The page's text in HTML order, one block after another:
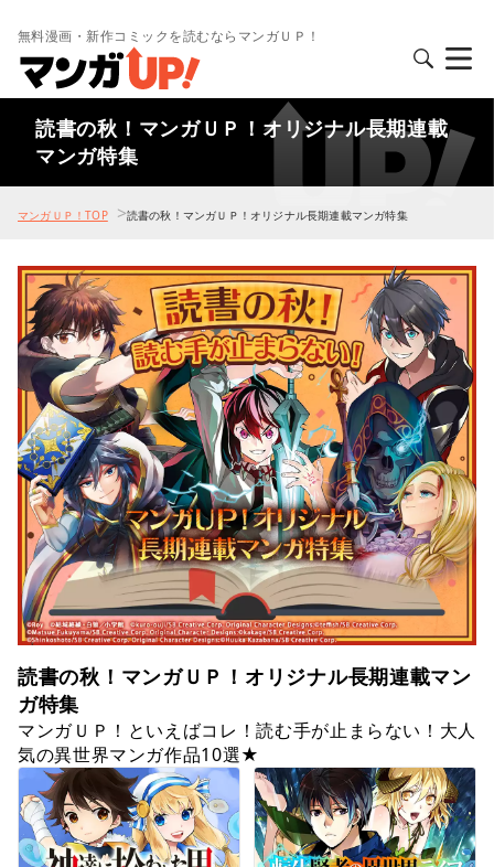
無料漫画・新作コミックを読むならマンガＵＰ！
読書の秋！マンガＵＰ！オリジナル長期連載
マンガ特集
マンガＵＰ！TOP >読書の秋！マンガＵＰ！オリジナル長期連載マンガ特集
読書の秋！マンガＵＰ！オリジナル長期連載マン
ガ特集
マンガＵＰ！といえばコレ！読む手が止まらない！大人
気の異世界マンガ作品10選★